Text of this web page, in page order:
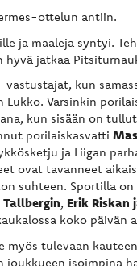
ottelun antiin.
ja maaleja syntyi.
jatkaa
kun
Varsinkin
kun sisään on
porilaiskasvatti
ja Liigan
ovat tavanneet
suhteen. Sportilla
Tallbergin, Erik Riskan
koko päivän
myös tulevaan
joukkueen isoimpina